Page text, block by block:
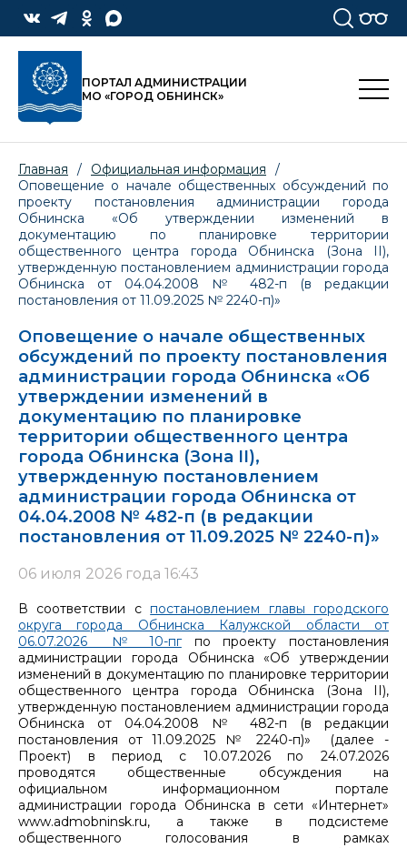
ПОРТАЛ АДМИНИСТРАЦИИ
МО «ГОРОД ОБНИНСК»
Главная / Официальная информация
/
Оповещение о начале общественных обсуждений по
проекту постановления администрации города
Обнинска «Об утверждении изменений в
документацию по планировке территории
общественного центра города Обнинска (Зона II),
утвержденную постановлением администрации города
Обнинска от 04.04.2008 № 482-п (в редакции
постановления от 11.09.2025 № 2240-п)»
Оповещение о начале общественных
обсуждений по проекту постановления
администрации города Обнинска «Об
утверждении изменений в
документацию по планировке
территории общественного центра
города Обнинска (Зона II),
утвержденную постановлением
администрации города Обнинска от
04.04.2008 № 482-п (в редакции
постановления от 11.09.2025 № 2240-п)»
06 июля 2026 года 16:43
В соответствии спостановлением главы городского
округа города Обнинска Калужской области от
06.07.2026 № 10-пгпо проекту постановления
администрации города Обнинска «Об утверждении
изменений в документацию по планировке территории
общественного центра города Обнинска (Зона II),
утвержденную постановлением администрации города
Обнинска от 04.04.2008 № 482-п (в редакции
постановления от 11.09.2025 № 2240-п)» (далее -
Проект) в период с 10.07.2026 по 24.07.2026
проводятся общественные обсуждения на
официальном информационном портале
администрации города Обнинска в сети «Интернет»
www.admobninsk.ru, а также в подсистеме
общественного голосования в рамках